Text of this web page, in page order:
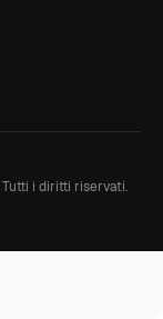
Tutti i diritti riservati.